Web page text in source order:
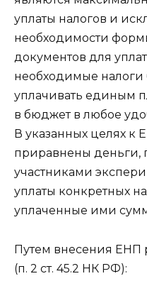
уплаты налогов и
необходимости
документов для
необходимые налоги
уплачивать единым
в бюджет в любое
В указанных целях к
приравнены деньги,
участниками
уплаты конкретных
уплаченные ими
Путем внесения ЕНП
(п. 2 ст. 45.2 НК РФ):